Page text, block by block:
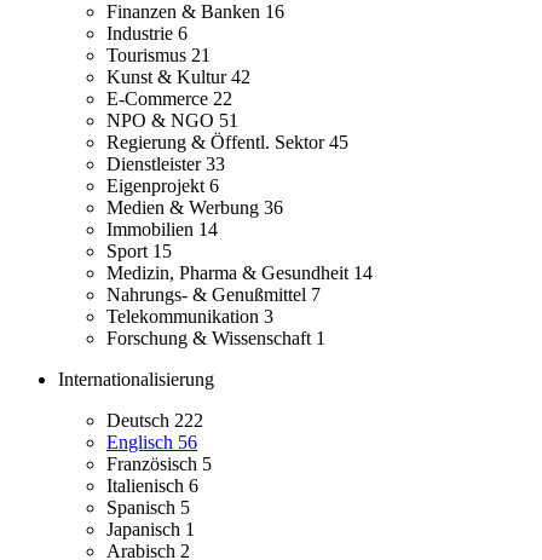
Finanzen & Banken 16
Industrie 6
Tourismus 21
Kunst & Kultur42
E-Commerce 22
NPO & NGO 51
Regierung & Öffentl. Sektor45
Dienstleister33
Eigenprojekt 6
Medien & Werbung 36
Immobilien 14
Sport 15
Medizin, Pharma & Gesundheit 14
Nahrungs- & Genußmittel 7
Telekommunikation 3
Forschung & Wissenschaft 1
Internationalisierung
Deutsch 222
Englisch 56
Französisch 5
Italienisch 6
Spanisch 5
Japanisch 1
Arabisch 2